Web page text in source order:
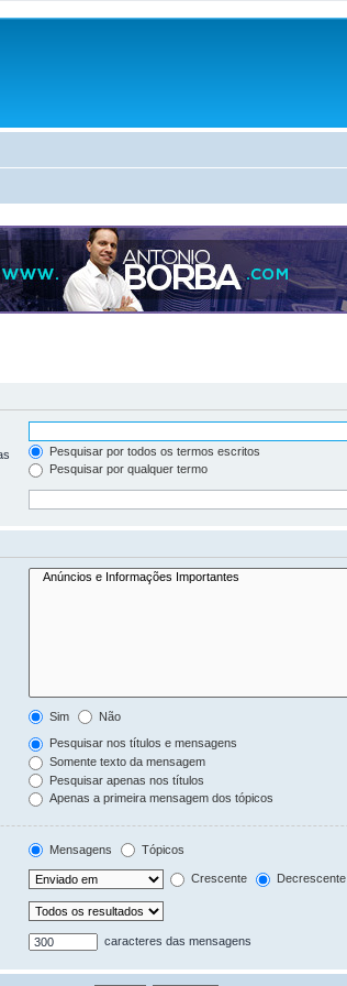
Pesquisar por todos os termos escritos
Pesquisar por qualquer termo
Sim Não
Pesquisar nos títulos e mensagens
Somente texto da mensagem
Pesquisar apenas nos títulos
Apenas a primeira mensagem dos tópicos
Mensagens Tópicos
Crescente Decrescente
caracteres das mensagens